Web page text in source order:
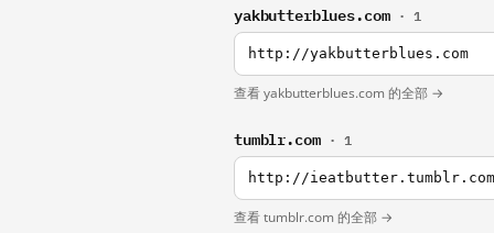
yakbutterblues.com · 1
http://yakbutterblues.com
查看 yakbutterblues.com 的全部 →
tumblr.com · 1
http://ieatbutter.tumblr.com
查看 tumblr.com 的全部 →